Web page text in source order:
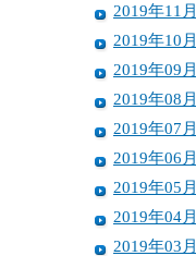
2019年11月
2019年10月
2019年09月
2019年08月
2019年07月
2019年06月
2019年05月
2019年04月
2019年03月